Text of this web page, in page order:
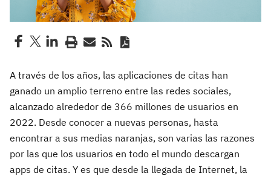
A través de los años, las aplicaciones de citas han
ganado un amplio terreno entre las redes sociales,
alcanzado alrededor de 366 millones de usuarios en
2022. Desde conocer a nuevas personas, hasta
encontrar a sus medias naranjas, son varias las razones
por las que los usuarios en todo el mundo descargan
apps de citas. Y es que desde la llegada de Internet, la